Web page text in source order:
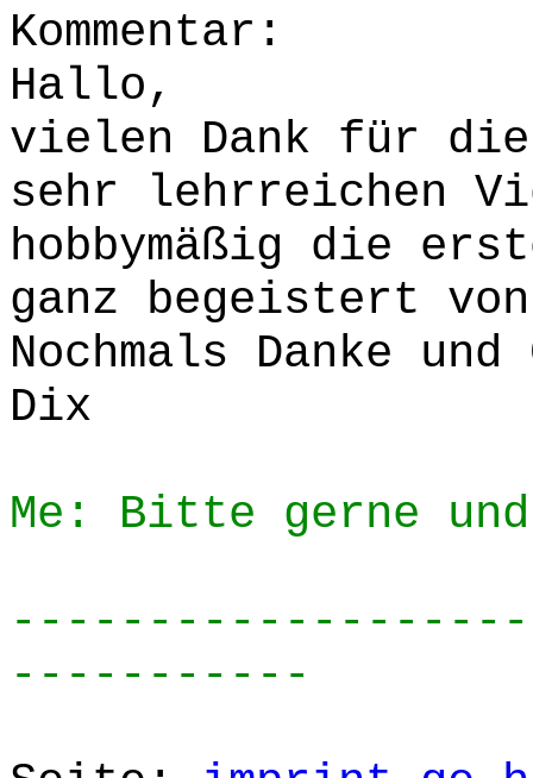
Kommentar:
Hallo,
vielen Dank für
sehr lehrreichen
hobbymäßig die
ganz begeistert
Nochmals Danke und
Dix
Me: Bitte gerne
-----------